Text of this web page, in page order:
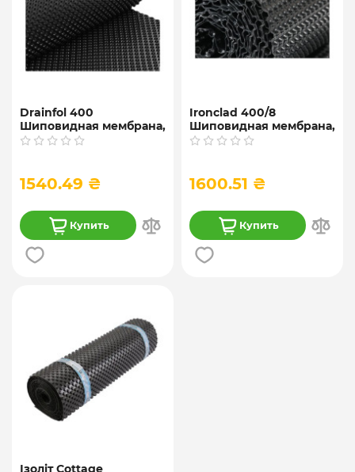
Drainfol 400
Шиповидная мембрана,
2*20 м
1540.49 ₴
Купить
Ironclad 400/8
Шиповидная мембрана,
2*20 м
1600.51 ₴
Купить
Ізоліт Cottage